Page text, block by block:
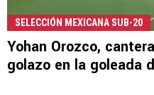
SELECCIÓN MEXICANA SUB-20
Yohan Orozco,
golazo en la goleada